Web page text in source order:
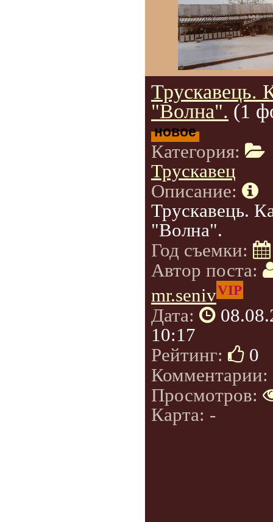
Трускавець.
"Волна". (1
новое
Категория:
Трускавец
Описание:
Трускавець.
"Волна".
Год съемки:
Автор поста:
mr.senivVIP
Дата:
10:17
Рейтинг:
0
Комментарии:
Просмотров:
Карта: -